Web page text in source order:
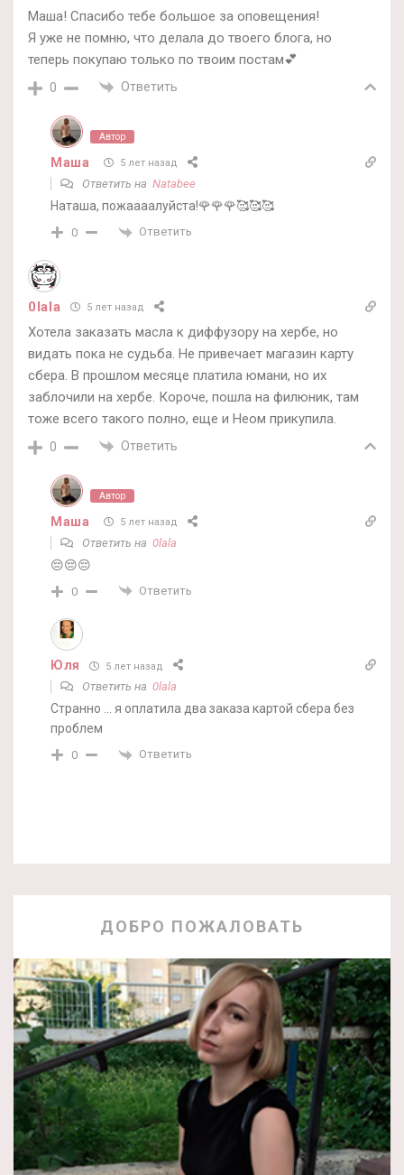
Маша! Спасибо тебе большое за оповещения!
Я уже не помню, что делала до твоего блога, но
теперь покупаю только по твоим постам💕
0 Ответить
Автор
Маша 5 лет назад
Ответить на Natabee
Наташа, пожаааалуйста!🌹🌹🌹🥰🥰🥰
0 Ответить
0lala 5 лет назад
Хотела заказать масла к диффузору на хербе, но
видать пока не судьба. Не привечает магазин карту
сбера. В прошлом месяце платила юмани, но их
заблочили на хербе. Короче, пошла на филюник, там
тоже всего такого полно, еще и Неом прикупила.
0 Ответить
Автор
Маша 5 лет назад
Ответить на 0lala
😔😔😔
0 Ответить
Юля 5 лет назад
Ответить на 0lala
Странно … я оплатила два заказа картой сбера без
проблем
0 Ответить
ДОБРО ПОЖАЛОВАТЬ